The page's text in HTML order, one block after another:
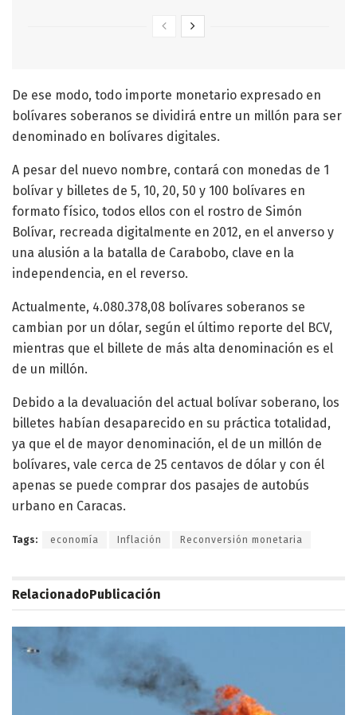
De ese modo, todo importe monetario expresado en
bolívares soberanos se dividirá entre un millón para ser
denominado en bolívares digitales.
A pesar del nuevo nombre, contará con monedas de 1
bolívar y billetes de 5, 10, 20, 50 y 100 bolívares en
formato físico, todos ellos con el rostro de Simón
Bolívar, recreada digitalmente en 2012, en el anverso y
una alusión a la batalla de Carabobo, clave en la
independencia, en el reverso.
Actualmente, 4.080.378,08 bolívares soberanos se
cambian por un dólar, según el último reporte del BCV,
mientras que el billete de más alta denominación es el
de un millón.
Debido a la devaluación del actual bolívar soberano, los
billetes habían desaparecido en su práctica totalidad,
ya que el de mayor denominación, el de un millón de
bolívares, vale cerca de 25 centavos de dólar y con él
apenas se puede comprar dos pasajes de autobús
urbano en Caracas.
Tags: economía Inflación Reconversión monetaria
RelacionadoPublicación